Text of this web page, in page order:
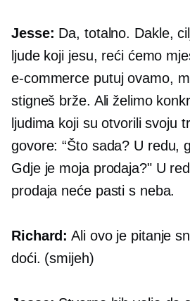
Jesse: Da, totalno. Dakle,
ljude koji jesu, reći ćemo
e-commerce putuj ovamo,
stigneš brže. Ali želimo
ljudima koji su otvorili svoju
govore: “Što sada? U redu,
Gdje je moja prodaja?" U
prodaja neće pasti s neba.
Richard: Ali ovo je pitanje
doći. (smijeh)